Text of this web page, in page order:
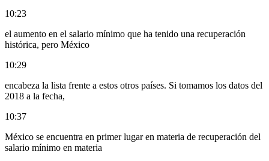
10:23
el aumento en el salario mínimo que ha tenido una recuperación
histórica, pero México
10:29
encabeza la lista frente a estos otros países. Si tomamos los datos del
2018 a la fecha,
10:37
México se encuentra en primer lugar en materia de recuperación del
salario mínimo en materia